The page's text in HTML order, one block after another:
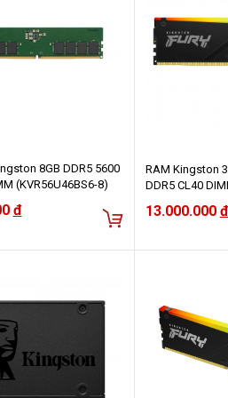
8GB DDR5 5600
(KVR56U46BS6-8)
đ
RAM Kingston
DDR5 CL40
13.000.000 đ